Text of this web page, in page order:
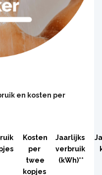
en kosten per
Kosten
per
twee
kopjes
Jaarlijks
verbruik
(kWh)**